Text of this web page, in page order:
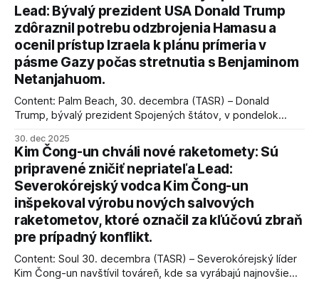
Lead: Bývalý prezident USA Donald Trump
zdôraznil potrebu odzbrojenia Hamasu a
ocenil prístup Izraela k plánu prímeria v
pásme Gazy počas stretnutia s Benjaminom
Netanjahuom.
Content: Palm Beach, 30. decembra (TASR) – Donald
Trump, bývalý prezident Spojených štátov, v pondelok
kľúčové pre úspešné dosiahnutie prímeria v Gaze. Agentúra
AFP informuje, že Trump vyjadril presvedčenie, že Izrael plní
podmienky dohody o prí
30. dec 2025
Kim Čong-un chváli nové raketomety: Sú
pripravené zničiť nepriateľa Lead:
Severokórejský vodca Kim Čong-un
inšpekoval výrobu nových salvových
raketometov, ktoré označil za kľúčovú zbraň
pre prípadný konflikt.
Content: Soul 30. decembra (TASR) – Severokórejský líder
Kim Čong-un navštívil továreň, kde sa vyrábajú najnovšie